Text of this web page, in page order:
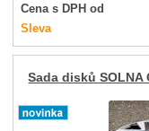
Cena s DPH od
Sleva
Sada disků SOLNA